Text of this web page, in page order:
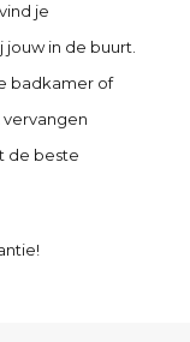
je
in de buurt.
badkamer of
de beste